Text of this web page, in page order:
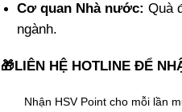
Cơ quan Nhà nước: Quà
ngành.
🎁LIÊN HỆ HOTLINE ĐỂ
Nhận HSV Point cho mỗi lần